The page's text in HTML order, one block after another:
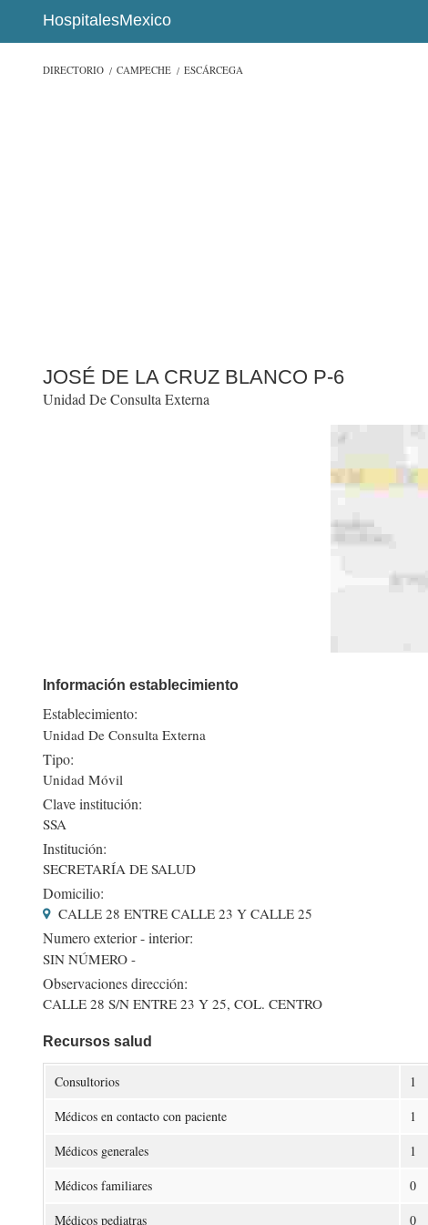
HospitalesMexico
DIRECTORIO CAMPECHE ESCÁRCEGA
JOSÉ DE LA CRUZ BLANCO P-6
Unidad De Consulta Externa
Información establecimiento
Establecimiento:
Unidad De Consulta Externa
Tipo:
Unidad Móvil
Clave institución:
SSA
Institución:
SECRETARÍA DE SALUD
Domicilio:
CALLE 28 ENTRE CALLE 23 Y CALLE 25
Numero exterior - interior:
SIN NÚMERO -
Observaciones dirección:
CALLE 28 S/N ENTRE 23 Y 25, COL. CENTRO
Recursos salud
Consultorios
1
Médicos en contacto con paciente
1
Médicos generales
1
Médicos familiares
0
Médicos pediatras
0